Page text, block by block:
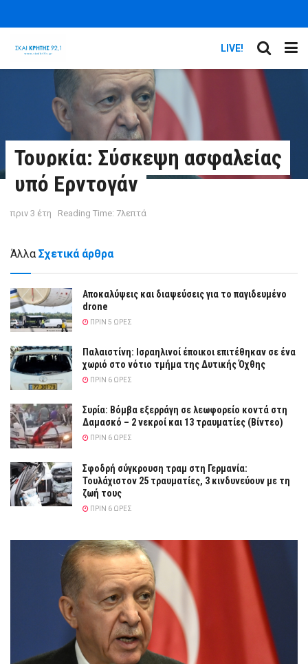
LIVE!
Τουρκία: Σύσκεψη ασφαλείας
υπό Ερντογάν
πριν 3 έτη Reading Time: 7λεπτά
Άλλα Σχετικά άρθρα
Αποκαλύψεις και διαψεύσεις για το παγιδευμένο
drone
ΠΡΙΝ 5 ΏΡΕΣ
Παλαιστίνη: Ισραηλινοί έποικοι επιτέθηκαν σε ένα
χωριό στο νότιο τμήμα της Δυτικής Όχθης
ΠΡΙΝ 6 ΏΡΕΣ
Συρία: Βόμβα εξερράγη σε λεωφορείο κοντά στη
Δαμασκό – 2 νεκροί και 13 τραυματίες (Βίντεο)
ΠΡΙΝ 6 ΏΡΕΣ
Σφοδρή σύγκρουση τραμ στη Γερμανία:
Τουλάχιστον 25 τραυματίες, 3 κινδυνεύουν με τη
ζωή τους
ΠΡΙΝ 6 ΏΡΕΣ